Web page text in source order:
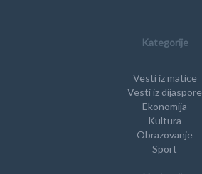
Kategorije
Vesti iz matice
Vesti iz dijaspore
Ekonomija
Kultura
Obrazovanje
Sport